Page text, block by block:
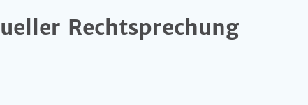
Rechtsprechung